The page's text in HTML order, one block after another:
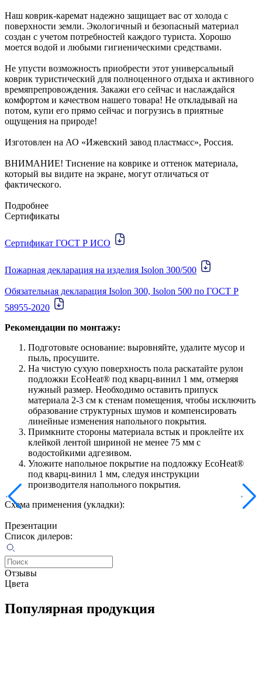
Наш коврик-каремат надежно защищает вас от холода с
поверхности земли. Экологичный и безопасный материал
создан с учетом потребностей каждого туриста. Хорошо
моется водой и любыми гигиеническими средствами.
Не упусти возможность приобрести этот универсальный
коврик туристический для полноценного отдыха и активного
времяпрепровождения. Закажи его сейчас и наслаждайся
комфортом и качеством нашего товара! Не откладывай на
потом, купи его прямо сейчас и погрузись в приятные
ощущения на природе!
Изготовлен на АО «Ижевский завод пластмасс», Россия.
ВНИМАНИЕ! Тиснение на коврике и оттенок материала,
который вы видите на экране, могут отличаться от
фактического.
Подробнее
Сертификаты
Сертификат ГОСТ Р ИСО
Пожарная декларация на изделия Isolon 300/500
Обязательная декларация Isolon 300, Isolon 500 по ГОСТ Р
58955-2020
Рекомендации по монтажу:
Подготовьте основание: выровняйте, удалите мусор и
пыль, просушите.
На чистую сухую поверхность пола раскатайте рулон
подложки EcoHeat® под кварц-винил 1 мм, отмеряя
нужный размер. Необходимо оставить припуск
материала 2-3 см к стенам помещения, чтобы исключить
образование структурных шумов и компенсировать
линейные изменения напольного покрытия.
Примкните стороны материала встык и проклейте их
клейкой лентой шириной не менее 75 мм с
водостойкими адгезивом.
Уложите напольное покрытие на подложку EcoHeat®
под кварц-винил 1 мм, следуя инструкции
производителя напольного покрытия.
Схема применения (укладки):
Презентации
Список дилеров:
Отзывы
Цвета
Популярная продукция